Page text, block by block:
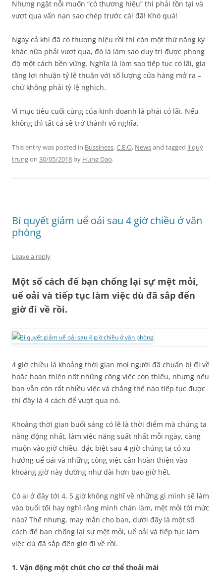
Nhưng ngặt nỗi muốn “có thương hiệu” thì phải tồn tại và
vượt qua vấn nạn sao chép trước cái đã! Khó quá!
Ngay cả khi đã có thương hiệu rồi thì còn một thứ nặng ký
khác nữa phải vượt qua, đó là làm sao duy trì được phong
độ một cách bền vững. Nghĩa là làm sao tiếp tục có lãi, gia
tăng lợi nhuận tỷ lệ thuận với số lượng cửa hàng mở ra –
chứ không phải tỷ lệ nghịch.
Vì mục tiêu cuối cùng của kinh doanh là phải có lãi. Nếu
không thì tất cả sẽ trở thành vô nghĩa.
This entry was posted in Bussiness,C.E.O, Newsand tagged lí quý
trungon 30/05/2018 by Hung Dao.
Bí quyết giảm uể oải sau 4 giờ chiều ở văn
phòng
Leave a reply
Một số cách để bạn chống lại sự mệt mỏi,
uể oải và tiếp tục làm việc dù đã sắp đến
giờ đi về rồi.
4 giờ chiều là khoảng thời gian mọi người đã chuẩn bị đi về
hoặc hoàn thiện nốt những công việc còn thiếu, nhưng nếu
bạn vẫn còn rất nhiều việc và chẳng thể nào tiếp tục được
thì đây là 4 cách để vượt qua nó.
Khoảng thời gian buổi sáng có lẽ là thời điểm mà chúng ta
năng động nhất, làm việc năng suất nhất mỗi ngày, càng
muộn vào giờ chiều, đặc biệt sau 4 giờ chúng ta có xu
hướng uể oải và những công việc cần hoàn thiện vào
khoảng giờ này dường như dài hơn bao giờ hết.
Có ai ở đây tới 4, 5 giờ không nghĩ về những gì mình sẽ làm
vào buổi tối hay nghĩ rằng mình chán làm, mệt mỏi tới mức
nào? Thế nhưng, may mắn cho bạn, dưới đây là một số
cách để bạn chống lại sự mệt mỏi, uể oải và tiếp tục làm
việc dù đã sắp đến giờ đi về rồi.
1. Vận động một chút cho cơ thể thoải mái